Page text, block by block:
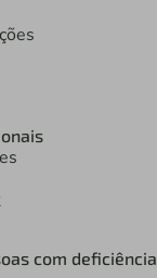
com deficiência